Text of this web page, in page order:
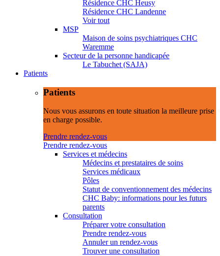
Résidence CHC Heusy
Résidence CHC Landenne
Voir tout
MSP
Maison de soins psychiatriques CHC
Waremme
Secteur de la personne handicapée
Le Tabuchet (SAJA)
Patients
Patients
Nous vous assurons en toute situation la meilleure prise
en charge possible.
Prendre rendez-vous
Prendre rendez-vous
Services et médecins
Médecins et prestataires de soins
Services médicaux
Pôles
Statut de conventionnement des médecins
CHC Baby: informations pour les futurs
parents
Consultation
Préparer votre consultation
Prendre rendez-vous
Annuler un rendez-vous
Trouver une consultation